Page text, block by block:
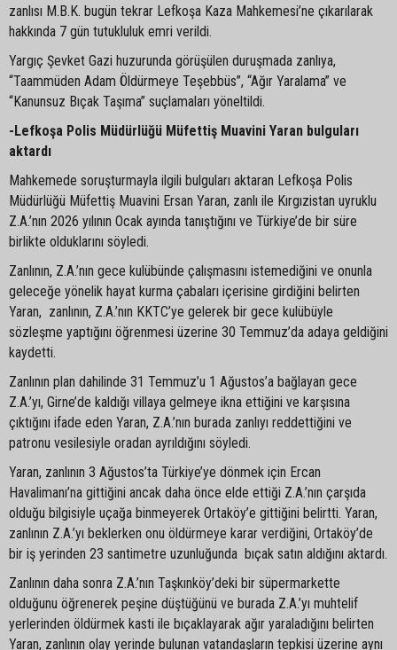
zanlısı M.B.K. bugün tekrar Lefkoşa Kaza Mahkemesi’ne çıkarılarak
hakkında 7 gün tutukluluk emri verildi.
Yargıç Şevket Gazi huzurunda görüşülen duruşmada zanlıya,
“Taammüden Adam Öldürmeye Teşebbüs”, “Ağır Yaralama” ve
“Kanunsuz Bıçak Taşıma” suçlamaları yöneltildi.
-Lefkoşa Polis Müdürlüğü Müfettiş Muavini Yaran bulguları
aktardı
Mahkemede soruşturmayla ilgili bulguları aktaran Lefkoşa Polis
Müdürlüğü Müfettiş Muavini Ersan Yaran, zanlı ile Kırgızistan uyruklu
Z.A.’nın 2026 yılının Ocak ayında tanıştığını ve Türkiye’de bir süre
birlikte olduklarını söyledi.
Zanlının, Z.A.’nın gece kulübünde çalışmasını istemediğini ve onunla
geleceğe yönelik hayat kurma çabaları içerisine girdiğini belirten
Yaran, zanlının, Z.A.’nın KKTC’ye gelerek bir gece kulübüyle
sözleşme yaptığını öğrenmesi üzerine 30 Temmuz’da adaya geldiğini
kaydetti.
Zanlının plan dahilinde 31 Temmuz’u 1 Ağustos’a bağlayan gece
Z.A.’yı, Girne’de kaldığı villaya gelmeye ikna ettiğini ve karşısına
çıktığını ifade eden Yaran, Z.A.’nın burada zanlıyı reddettiğini ve
patronu vesilesiyle oradan ayrıldığını söyledi.
Yaran, zanlının 3 Ağustos’ta Türkiye’ye dönmek için Ercan
Havalimanı’na gittiğini ancak daha önce elde ettiği Z.A.’nın çarşıda
olduğu bilgisiyle uçağa binmeyerek Ortaköy’e gittiğini belirtti. Yaran,
zanlının Z.A.’yı beklerken onu öldürmeye karar verdiğini, Ortaköy’de
bir iş yerinden 23 santimetre uzunluğunda bıçak satın aldığını aktardı.
Zanlının daha sonra Z.A.’nın Taşkınköy’deki bir süpermarkette
olduğunu öğrenerek peşine düştüğünü ve burada Z.A.’yı muhtelif
yerlerinden öldürmek kasti ile bıçaklayarak ağır yaraladığını belirten
Yaran, zanlının olay yerinde bulunan vatandaşların tepkisi üzerine aynı